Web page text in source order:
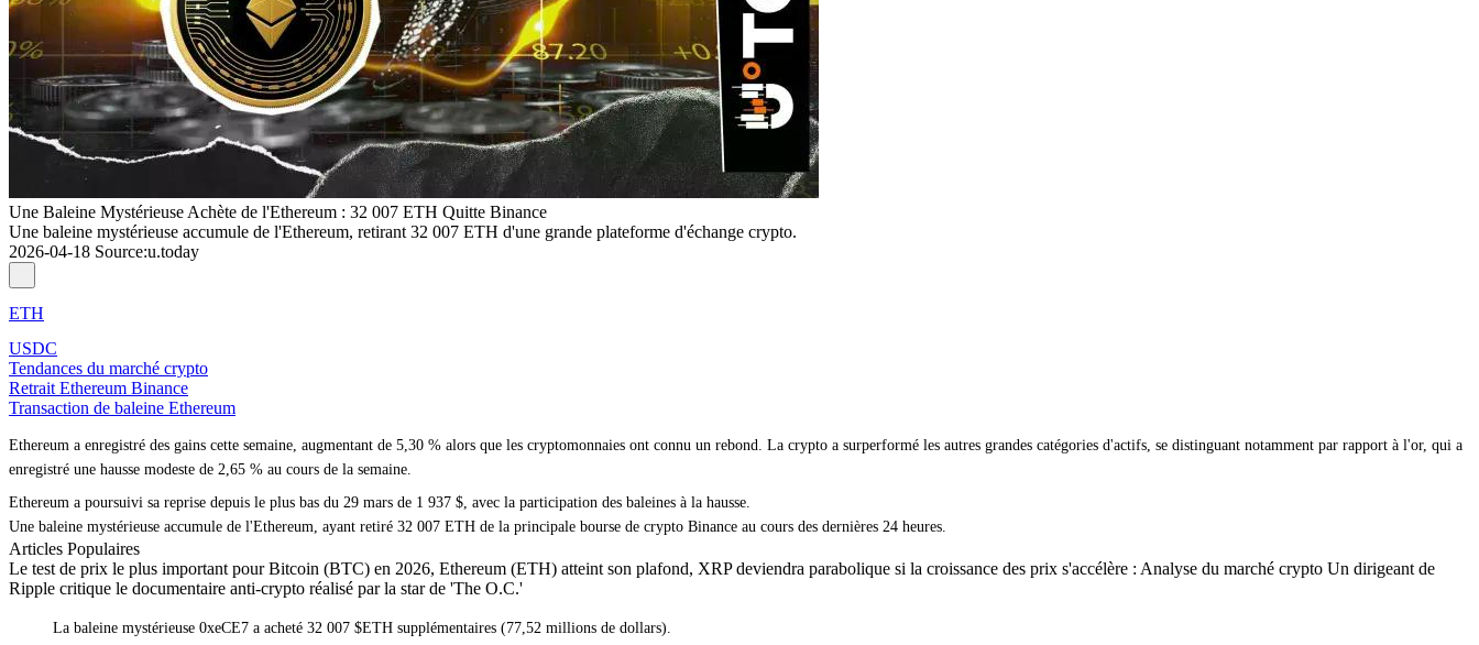
Une Baleine Mystérieuse Achète de l'Ethereum : 32 007 ETH Quitte Binance
Une baleine mystérieuse accumule de l'Ethereum, retirant 32 007 ETH d'une grande plateforme d'échange crypto.
2026-04-18 Source:u.today
ETH
USDC
Tendances du marché crypto
Retrait Ethereum Binance
Transaction de baleine Ethereum
Ethereum a enregistré des gains cette semaine, augmentant de 5,30 % alors que les cryptomonnaies ont connu un rebond. La crypto a surperformé les autres grandes catégories d'actifs, se distinguant notamment par rapport à l'or, qui a
enregistré une hausse modeste de 2,65 % au cours de la semaine.
Ethereum a poursuivi sa reprise depuis le plus bas du 29 mars de 1 937 $, avec la participation des baleines à la hausse.
Une baleine mystérieuse accumule de l'Ethereum, ayant retiré 32 007 ETH de la principale bourse de crypto Binance au cours des dernières 24 heures.
Articles Populaires
Le test de prix le plus important pour Bitcoin (BTC) en 2026, Ethereum (ETH) atteint son plafond, XRP deviendra parabolique si la croissance des prix s'accélère : Analyse du marché crypto Un dirigeant de
Ripple critique le documentaire anti-crypto réalisé par la star de 'The O.C.'
La baleine mystérieuse 0xeCE7 a acheté 32 007 $ETH supplémentaires (77,52 millions de dollars).